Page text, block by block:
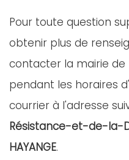
Pour toute question
obtenir plus de
contacter la mairie de
pendant les horaires
courrier à l'adresse
Résistance-et-de-la-
HAYANGE.